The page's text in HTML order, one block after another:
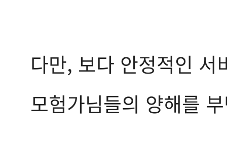
다만, 보다 안정적인
모험가님들의 양해를